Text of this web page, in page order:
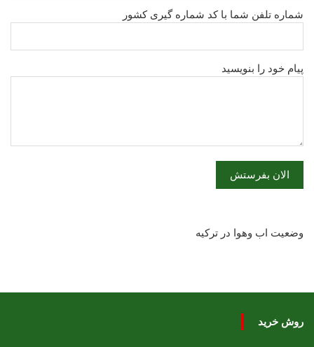
شماره تلفن شما با کد شماره گیری کشور
پیام خود را بنویسید
وضعیت اب وهوا در ترکیه
روش خرید